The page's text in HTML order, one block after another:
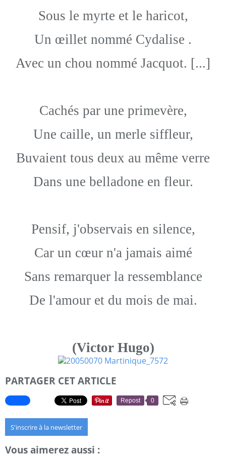
Sous le myrte et le haricot,
Un œillet nommé Cydalise .
Avec un chou nommé Jacquot. [...]
Cachés par une primevère,
Une caille, un merle siffleur,
Buvaient tous deux au même verre
Dans une belladone en fleur.
Pensif, j'observais en silence,
Car un cœur n'a jamais aimé
Sans remarquer la ressemblance
De l'amour et du mois de mai.
(Victor Hugo)
PARTAGER CET ARTICLE
Repost 0
S'inscrire à la newsletter
Vous aimerez aussi :